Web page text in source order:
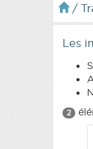
/
Les
2